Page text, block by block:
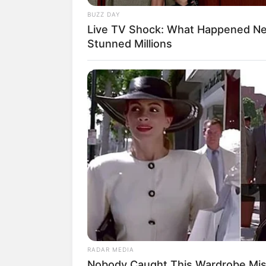
1. Ini dia potret manis Alvy
BUZZ DAY
Live TV Shock: What Happened
Stunned Millions
RADAR MEDIA